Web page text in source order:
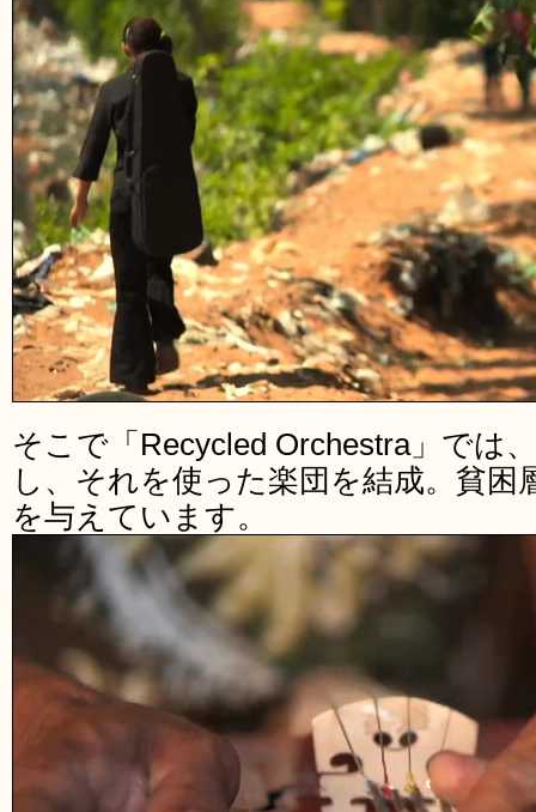
そこで「Recycled Orchestra」では
し、それを使った楽団を結成。貧困
を与えています。